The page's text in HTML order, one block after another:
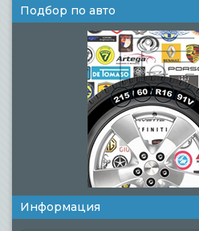
Подбор по авто
Информация